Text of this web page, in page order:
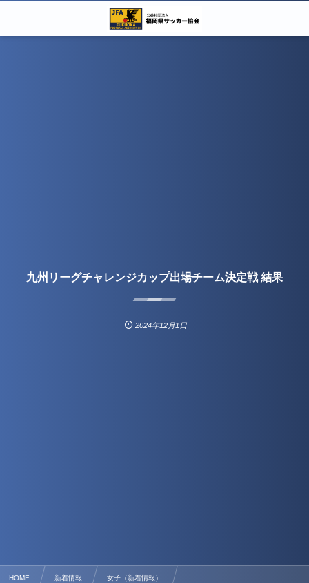
九州リーグチャレンジカップ出場チーム決定戦 結果
2024年12月1日
HOME 新着情報 女子（新着情報）